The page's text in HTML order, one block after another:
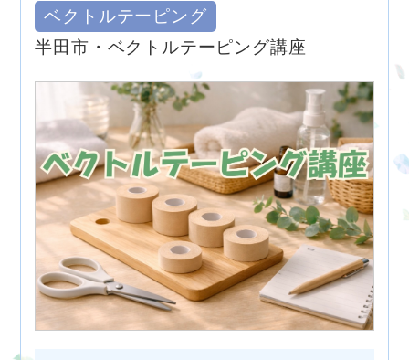
ベクトルテーピング
半田市・ベクトルテーピング講座